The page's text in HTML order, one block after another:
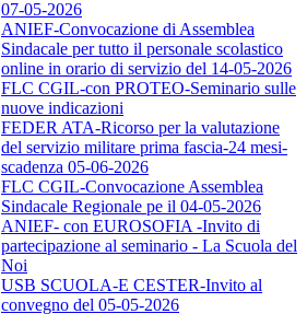
07-05-2026
ANIEF-Convocazione di Assemblea
Sindacale per tutto il personale scolastico
online in orario di servizio del 14-05-2026
FLC CGIL-con PROTEO-Seminario sulle
nuove indicazioni
FEDER ATA-Ricorso per la valutazione
del servizio militare prima fascia-24 mesi-
scadenza 05-06-2026
FLC CGIL-Convocazione Assemblea
Sindacale Regionale pe il 04-05-2026
ANIEF- con EUROSOFIA -Invito di
partecipazione al seminario - La Scuola del
Noi
USB SCUOLA-E CESTER-Invito al
convegno del 05-05-2026